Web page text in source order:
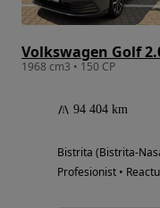
Volkswagen Golf
1968 cm3 • 150 CP
94 404 km
Bistrita (Bistrita-
Profesionist •